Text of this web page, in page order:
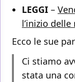
LEGGI –
l’inizio delle
Ecco le sue
Ci stiamo
stata una